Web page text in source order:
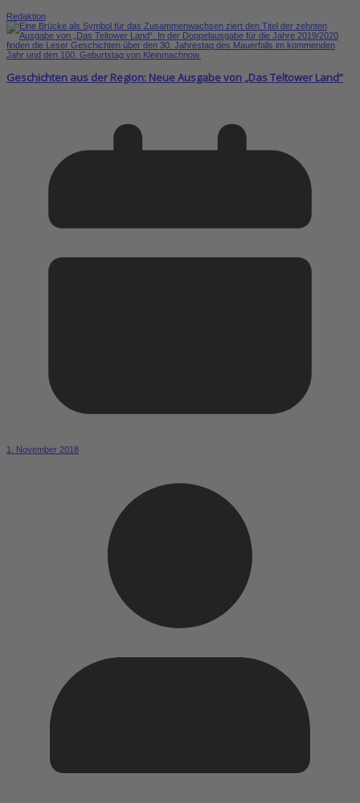
Redaktion
Geschichten aus der Region: Neue Ausgabe von „Das Teltower Land“
1. November 2018